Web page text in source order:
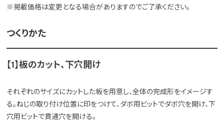
※掲載価格は変更となる場合がありますのでご了承ください。
つくりかた
【1】板のカット、下穴開け
それぞれのサイズにカットした板を用意し、全体の完成形をイメージす
る。ねじの取り付け位置に印をつけて、ダボ用ビットでダボ穴を開け、下
穴用ビットで貫通穴を開ける。